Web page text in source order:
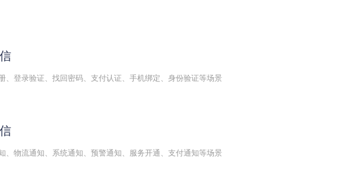
、登录验证、找回密码、支付认证、手机绑定、身份验证等场景
、物流通知、系统通知、预警通知、服务开通、支付通知等场景